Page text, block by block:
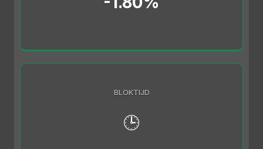
BLOKTIJD
🕒